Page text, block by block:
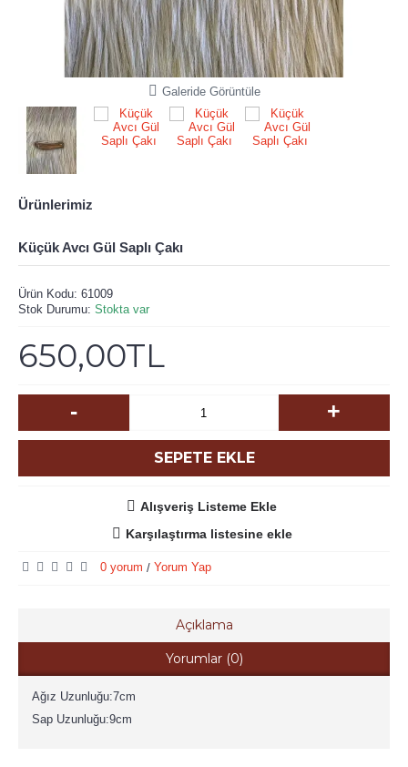
Galeride Görüntüle
Ürünlerimiz
Küçük Avcı Gül Saplı Çakı
Ürün Kodu: 61009
Stok Durumu: Stokta var
650,00TL
- +
SEPETE EKLE
Alışveriş Listeme Ekle
Karşılaştırma listesine ekle
0 yorum / Yorum Yap
Açıklama
Yorumlar (0)
Ağız Uzunluğu:7cm
Sap Uzunluğu:9cm